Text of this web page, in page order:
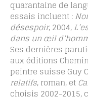
quarantaine de
essais incluent :
désespoir, 2004,
dans un œil
Ses dernières
aux éditions
peintre suisse Guy
relatifs, roman, et
choisis 2002-2015,